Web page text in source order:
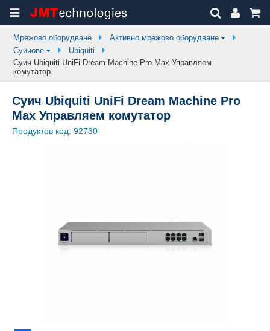
Мрежово оборудване
Активно мрежово оборудване
Суичове
Ubiquiti
Суич Ubiquiti UniFi Dream Machine Pro Max Управляем
комутатор
Суич Ubiquiti UniFi Dream Machine Pro
Max Управляем комутатор
Продуктов код: 92730